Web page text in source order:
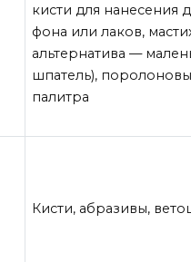
кисти для нанесения
фона или лаков,
альтернатива —
шпатель),
палитра
Кисти, абразивы,